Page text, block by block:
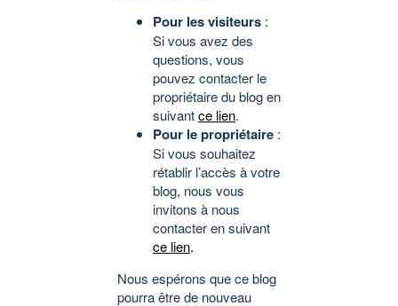
Pour les visiteurs :
Si vous avez des
questions, vous
pouvez contacter le
propriétaire du blog en
suivantce lien.
Pour le propriétaire :
Si vous souhaitez
rétablir l’accès à votre
blog, nous vous
invitons à nous
contacter en suivant
ce lien.
Nous espérons que ce blog
pourra être de nouveau